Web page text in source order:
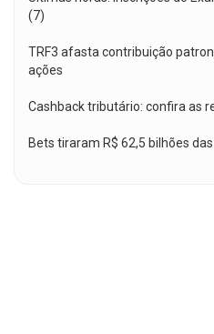
(7)
TRF3 afasta contribuição
ações
Cashback tributário: confira as
Bets tiraram R$ 62,5 bilhões